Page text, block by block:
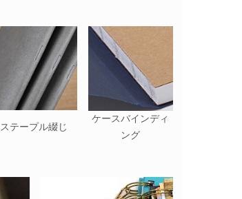
ステープル綴じ
ケースバインディ
ング